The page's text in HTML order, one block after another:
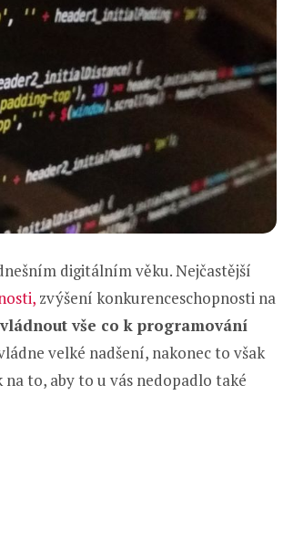
digitálním věku. Nejčastější
zvýšení konkurenceschopnosti na
vše co k programování
velké nadšení, nakonec to však
na to, aby to u vás nedopadlo také